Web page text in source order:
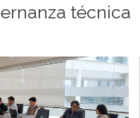
técnica